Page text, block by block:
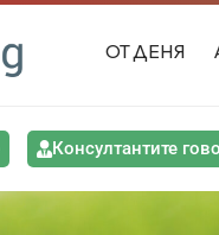
ОТ ДЕНЯ
Консултантите